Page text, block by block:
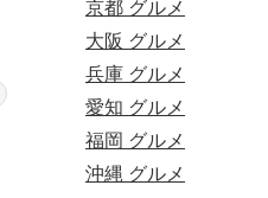
京都 グルメ
大阪 グルメ
兵庫 グルメ
愛知 グルメ
福岡 グルメ
沖縄 グルメ